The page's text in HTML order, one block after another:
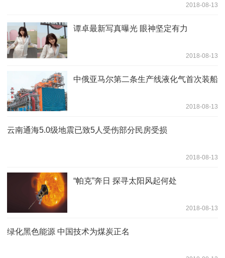
2018-08-13
谭卓最新写真曝光 眼神坚定有力
2018-08-13
中俄亚马尔第二条生产线液化气首次装船
2018-08-13
云南通海5.0级地震已致5人受伤部分民房受损
2018-08-13
“帕克”奔日 探寻太阳风起何处
2018-08-13
绿化黑色能源 中国技术为煤炭正名